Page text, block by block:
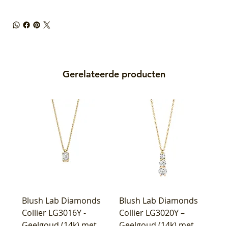
Gerelateerde producten
Blush Lab Diamonds
Collier LG3016Y -
Blush Lab Diamonds
Collier LG3020Y –